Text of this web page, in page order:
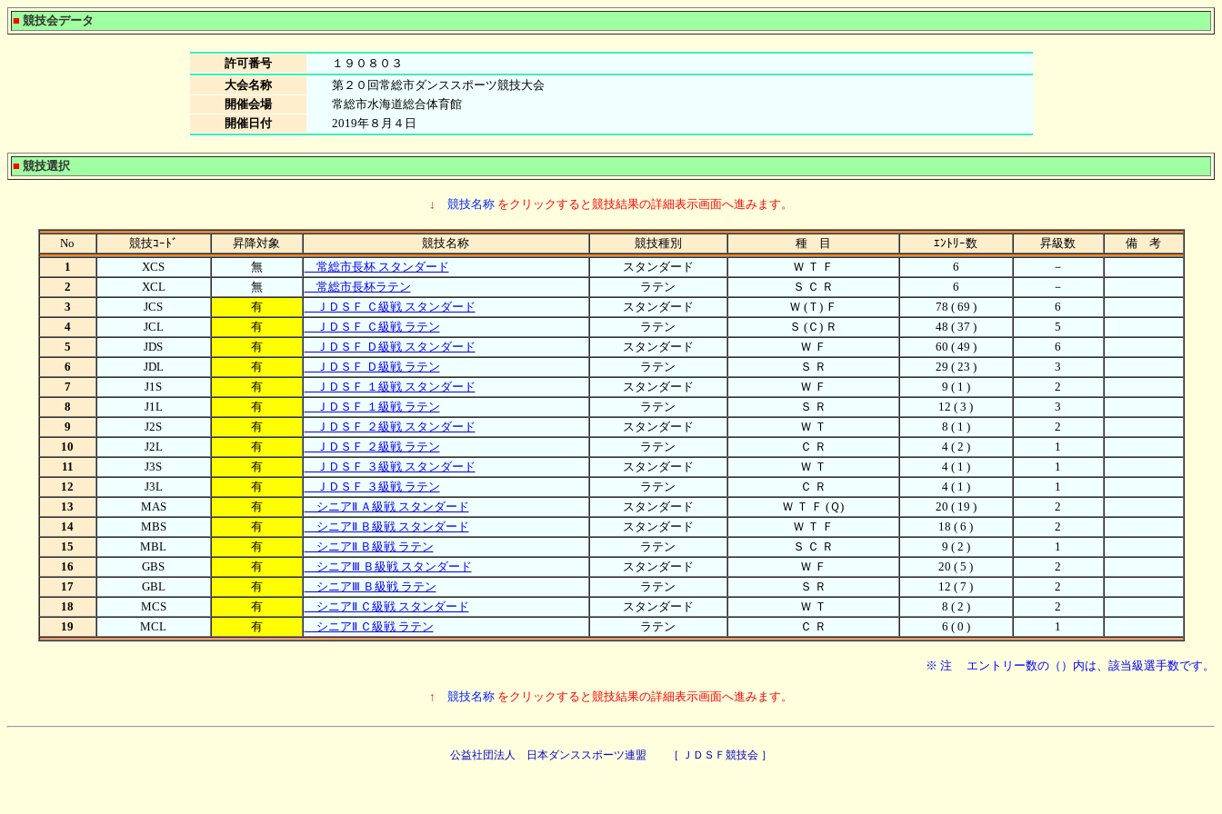
■ 競技会データ
許可番号
１９０８０３
大会名称
第２０回常総市ダンススポーツ競技大会
開催会場
常総市水海道総合体育館
開催日付
2019年８月４日
■ 競技選択
↓ 競技名称 をクリックすると競技結果の詳細表示画面へ進みます。
No 競技ｺｰﾄﾞ 昇降対象 競技名称 競技種別 種 目 ｴﾝﾄﾘｰ数 昇級数
備 考
1
XCS 無 常総市長杯 スタンダード スタンダード Ｗ Ｔ Ｆ 6
－
2
XCL 無 常総市長杯ラテン ラテン Ｓ Ｃ Ｒ 6
－
3
JCS 有 ＪＤＳＦ Ｃ級戦 スタンダード スタンダード Ｗ (Ｔ) Ｆ 78 ( 69 )
6
4
JCL 有 ＪＤＳＦ Ｃ級戦 ラテン ラテン Ｓ (Ｃ) Ｒ 48 ( 37 )
5
5
JDS 有 ＪＤＳＦ Ｄ級戦 スタンダード スタンダード Ｗ Ｆ 60 ( 49 )
6
6
JDL 有 ＪＤＳＦ Ｄ級戦 ラテン ラテン Ｓ Ｒ 29 ( 23 )
3
7
J1S 有 ＪＤＳＦ １級戦 スタンダード スタンダード Ｗ Ｆ 9 ( 1 )
2
8
J1L 有 ＪＤＳＦ １級戦 ラテン ラテン Ｓ Ｒ 12 ( 3 )
3
9
J2S 有 ＪＤＳＦ ２級戦 スタンダード スタンダード Ｗ Ｔ 8 ( 1 )
2
10
J2L 有 ＪＤＳＦ ２級戦 ラテン ラテン Ｃ Ｒ 4 ( 2 )
1
11
J3S 有 ＪＤＳＦ ３級戦 スタンダード スタンダード Ｗ Ｔ 4 ( 1 )
1
12
J3L 有 ＪＤＳＦ ３級戦 ラテン ラテン Ｃ Ｒ 4 ( 1 )
1
13
MAS 有 シニアⅡ Ａ級戦 スタンダード スタンダード Ｗ Ｔ Ｆ (Ｑ) 20 ( 19 )
2
14
MBS 有 シニアⅡ Ｂ級戦 スタンダード スタンダード Ｗ Ｔ Ｆ 18 ( 6 )
2
15
MBL 有 シニアⅡ Ｂ級戦 ラテン ラテン Ｓ Ｃ Ｒ 9 ( 2 )
1
16
GBS 有 シニアⅢ Ｂ級戦 スタンダード スタンダード Ｗ Ｆ 20 ( 5 )
2
17
GBL 有 シニアⅢ Ｂ級戦 ラテン ラテン Ｓ Ｒ 12 ( 7 )
2
18
MCS 有 シニアⅡ Ｃ級戦 スタンダード スタンダード Ｗ Ｔ 8 ( 2 )
2
19
MCL 有 シニアⅡ Ｃ級戦 ラテン ラテン Ｃ Ｒ 6 ( 0 ) 1
※ 注 エントリー数の（）内は、該当級選手数です。
↑ 競技名称 をクリックすると競技結果の詳細表示画面へ進みます。
公益社団法人 日本ダンススポーツ連盟 ［ ＪＤＳＦ競技会 ］